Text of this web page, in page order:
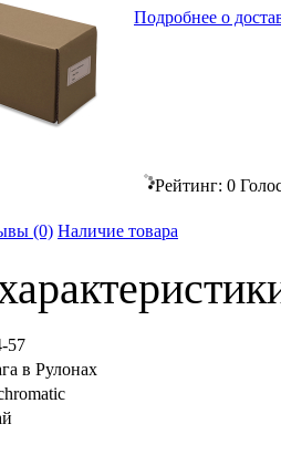
Подробнее о
Рейтинг: 0
(0) Наличие товара
57
в Рулонах